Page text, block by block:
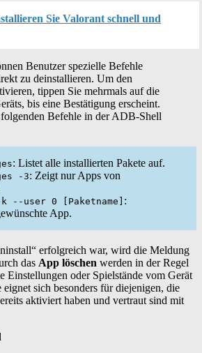
Sie Valorant schnell und
Benutzer spezielle Befehle
zu deinstallieren. Um den
tippen Sie mehrmals auf die
bis eine Bestätigung erscheint.
Befehle in der ADB-Shell
: Listet alle installierten Pakete auf.
-3: Zeigt nur Apps von
--user 0 [Paketname] :
App.
erfolgreich war, wird die Meldung
das App löschen werden in der Regel
Einstellungen oder Spielstände vom Gerät
sich besonders für diejenigen, die
aktiviert haben und vertraut sind mit